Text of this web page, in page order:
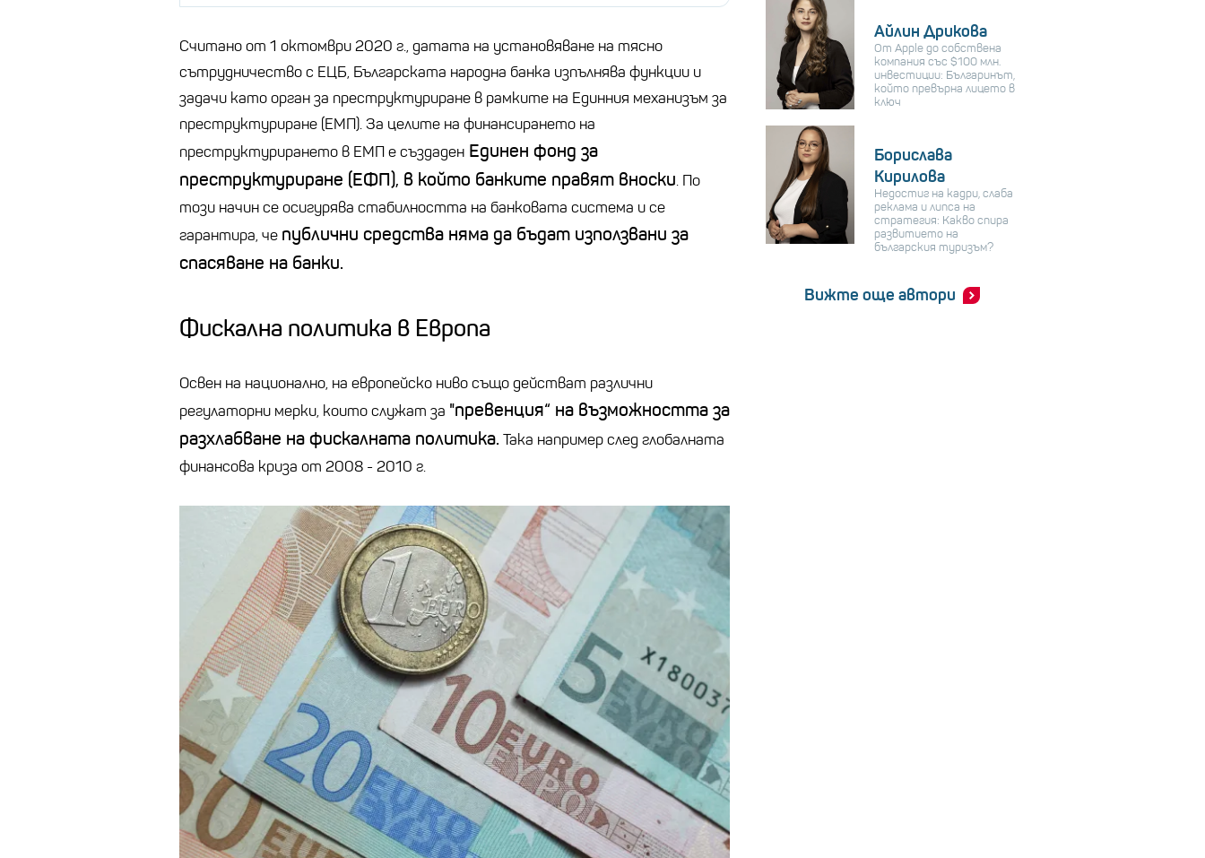
Считано от 1 октомври 2020 г., датата на установяване на тясно
сътрудничество с ЕЦБ, Българската народна банка изпълнява функции и
задачи като орган за преструктуриране в рамките на Единния механизъм за
преструктуриране (ЕМП). За целите на финансирането на
преструктурирането в ЕМП е създаден Единен фонд за
преструктуриране (ЕФП), в който банките правят вноски. По
този начин се осигурява стабилността на банковата система и се
гарантира, че публични средства няма да бъдат използвани за
спасяване на банки.
Фискална политика в Европа
Освен на национално, на европейско ниво също действат различни
регулаторни мерки, които служат за "превенция“ на възможността за
разхлабване на фискалната политика. Така например след глобалната
финансова криза от 2008 - 2010 г.
Айлин Дрикова
От Apple до собствена
компания със $100 млн.
инвестиции: Българинът,
който превърна лицето в
ключ
Борислава
Кирилова
Недостиг на кадри, слаба
реклама и липса на
стратегия: Какво спира
развитието на
българския туризъм?
Вижте още автори